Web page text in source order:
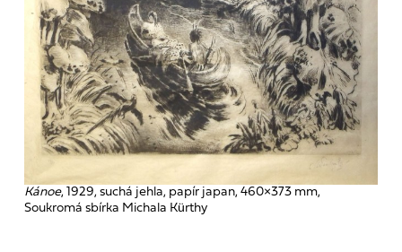
Kánoe, 1929, suchá jehla, papír japan, 460×373 mm,
Soukromá sbírka Michala Kürthy